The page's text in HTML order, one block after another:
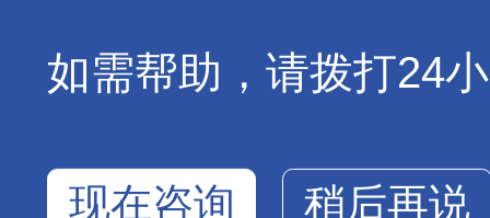
如需帮助，请拨打24
现在咨询 稍后再说